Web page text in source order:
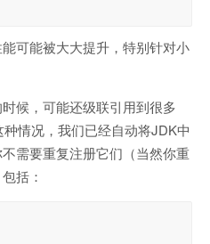
可能被大大提升，特别针对小
候，可能还级联引用到很多
情况，我们已经自动将JDK中
需要重复注册它们（当然你重
括：